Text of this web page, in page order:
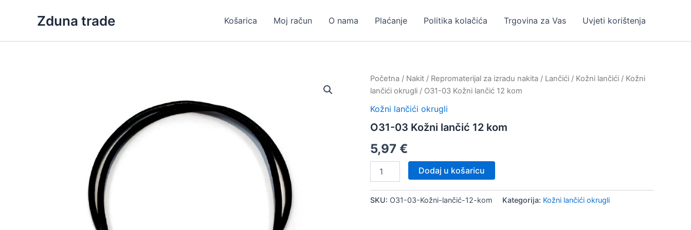
Zduna trade Košarica Moj račun O nama Plaćanje Politika kolačića Trgovina za Vas Uvjeti korištenja
Početna / Nakit / Repromaterijal za izradu nakita / Lančići / Kožni lančići / Kožni
lančići okrugli / O31-03 Kožni lančić 12 kom
Kožni lančići okrugli
O31-03 Kožni lančić 12 kom
5,97 €
lančić
Dodaj u košaricu
SKU: O31-03-Kožni-lančić-12-kom Kategorija: Kožni lančići okrugli